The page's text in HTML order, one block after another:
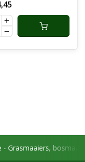
- Grasmaaiers,